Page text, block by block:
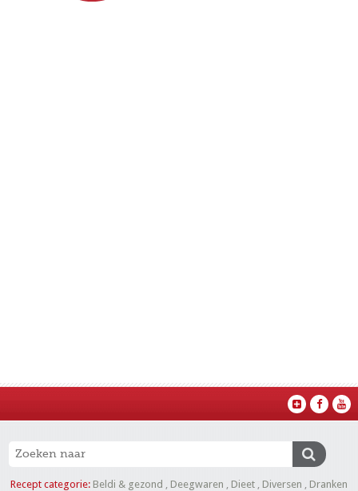
Recept categorie: Beldi & gezond , Deegwaren , Dieet , Diversen , Dranken